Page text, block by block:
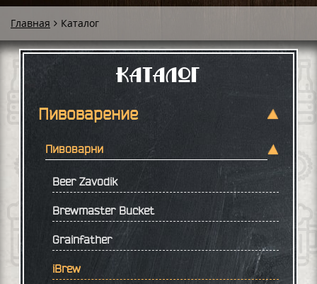
Главная Каталог
Каталог
Пивоварение
Пивоварни
Beer Zavodik
Brewmaster Bucket
Grainfather
iBrew